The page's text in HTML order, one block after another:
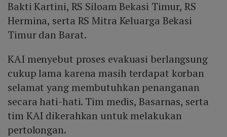
Bakti Kartini, RS Siloam Bekasi Timur, RS
Hermina, serta RS Mitra Keluarga Bekasi
Timur dan Barat.
KAI menyebut proses evakuasi berlangsung
cukup lama karena masih terdapat korban
selamat yang membutuhkan penanganan
secara hati-hati. Tim medis, Basarnas, serta
tim KAI dikerahkan untuk melakukan
pertolongan.